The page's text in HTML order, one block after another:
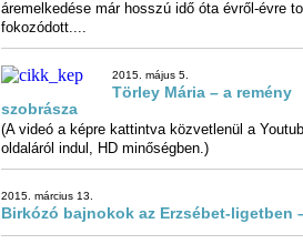
fokozódott....
2015. május 5.
Törley Mária – a remény
szobrásza
(A videó a képre kattintva közvetlenül a
oldaláról indul, HD minőségben.)
2015. március 13.
Birkózó bajnokok az Erzsébet-ligetben